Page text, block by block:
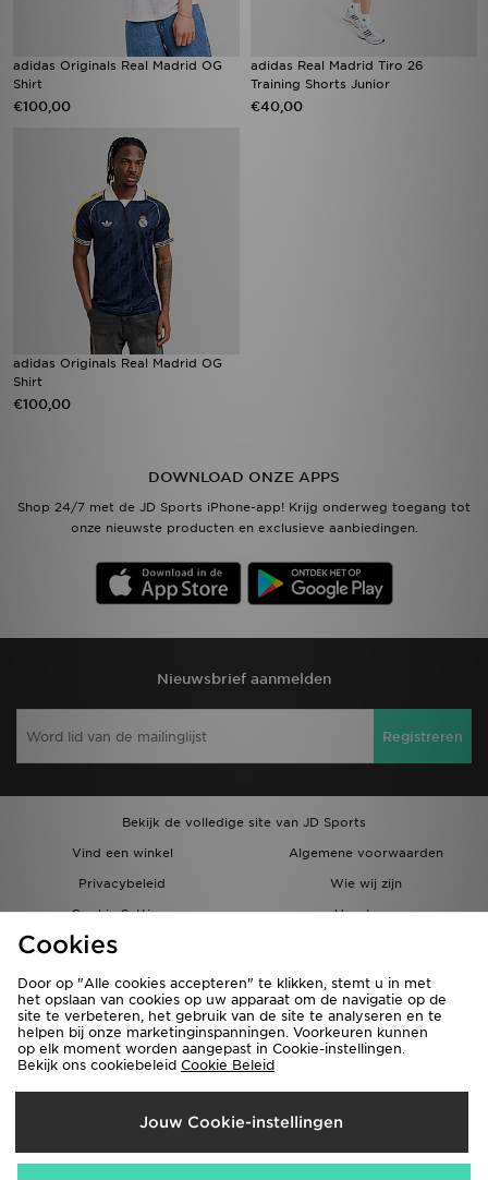
adidas Originals Real Madrid OG
Shirt
€100,00
adidas Real Madrid Tiro 26
Training Shorts Junior
€40,00
adidas Originals Real Madrid OG
Shirt
€100,00
DOWNLOAD ONZE APPS
Shop 24/7 met de JD Sports iPhone-app! Krijg onderweg toegang tot
onze nieuwste producten en exclusieve aanbiedingen.
Nieuwsbrief aanmelden
Registreren
Bekijk de volledige site van JD Sports
Vind een winkel
Algemene voorwaarden
Privacybeleid
Wie wij zijn
Cookie Settings
Vacatures
Bestellingen en Levering
Verzenden Naar
België
Cookies
Door op "Alle cookies accepteren" te klikken, stemt u in met
het opslaan van cookies op uw apparaat om de navigatie op de
site te verbeteren, het gebruik van de site te analyseren en te
helpen bij onze marketinginspanningen. Voorkeuren kunnen
op elk moment worden aangepast in Cookie-instellingen.
Bekijk ons cookiebeleid Cookie Beleid
Jouw Cookie-instellingen